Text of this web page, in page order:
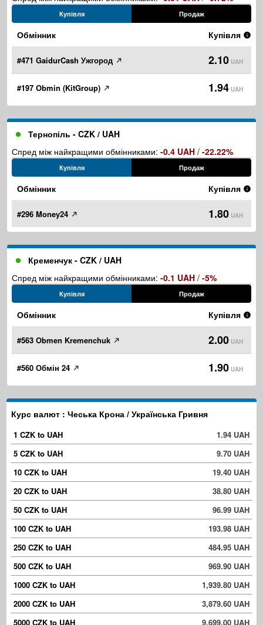
Купівля Продаж
Обмінник Купівля
#471 GaidurCash Ужгород 2.10 UAH
#197 Obmin (KitGroup) 1.94 UAH
Тернопіль - CZK / UAH
Спред між найкращими обмінниками: -0.4 UAH / -22.22%
Купівля Продаж
Обмінник Купівля
#296 Money24 1.80 UAH
Кременчук - CZK / UAH
Спред між найкращими обмінниками: -0.1 UAH / -5%
Купівля Продаж
Обмінник Купівля
#563 Obmen Kremenchuk 2.00 UAH
#560 Обмін 24 1.90 UAH
Курс валют : Чеська Крона / Українська Гривня
1 CZK to UAH
1.94 UAH
5 CZK to UAH
9.70 UAH
10 CZK to UAH
19.40 UAH
20 CZK to UAH
38.80 UAH
50 CZK to UAH
96.99 UAH
100 CZK to UAH
193.98 UAH
250 CZK to UAH
484.95 UAH
500 CZK to UAH
969.90 UAH
1000 CZK to UAH
1,939.80 UAH
2000 CZK to UAH
3,879.60 UAH
5000 CZK to UAH
9,699.00 UAH